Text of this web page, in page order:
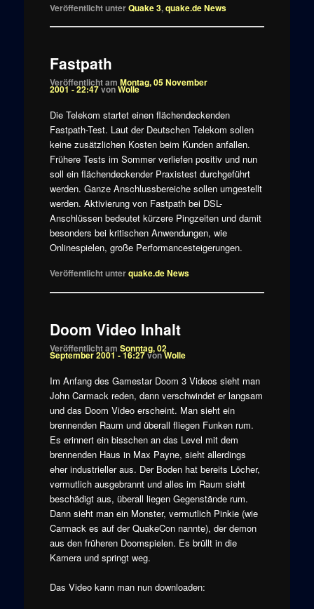
Veröffentlicht unterQuake 3,quake.de News
Fastpath
Veröffentlicht am Montag, 05 November
2001 - 22:47vonWolle
Die Telekom startet einen flächendeckenden
Fastpath-Test. Laut der Deutschen Telekom sollen
keine zusätzlichen Kosten beim Kunden anfallen.
Frühere Tests im Sommer verliefen positiv und nun
soll ein flächendeckender Praxistest durchgeführt
werden. Ganze Anschlussbereiche sollen umgestellt
werden. Aktivierung von Fastpath bei DSL-
Anschlüssen bedeutet kürzere Pingzeiten und damit
besonders bei kritischen Anwendungen, wie
Onlinespielen, große Performancesteigerungen.
Veröffentlicht unterquake.de News
Doom Video Inhalt
Veröffentlicht am Sonntag, 02
September 2001 - 16:27vonWolle
Im Anfang des Gamestar Doom 3 Videos sieht man
John Carmack reden, dann verschwindet er langsam
und das Doom Video erscheint. Man sieht ein
brennenden Raum und überall fliegen Funken rum.
Es erinnert ein bisschen an das Level mit dem
brennenden Haus in Max Payne, sieht allerdings
eher industrieller aus. Der Boden hat bereits Löcher,
vermutlich ausgebrannt und alles im Raum sieht
beschädigt aus, überall liegen Gegenstände rum.
Dann sieht man ein Monster, vermutlich Pinkie (wie
Carmack es auf der QuakeCon nannte), der demon
aus den früheren Doomspielen. Es brüllt in die
Kamera und springt weg.
Das Video kann man nun downloaden: